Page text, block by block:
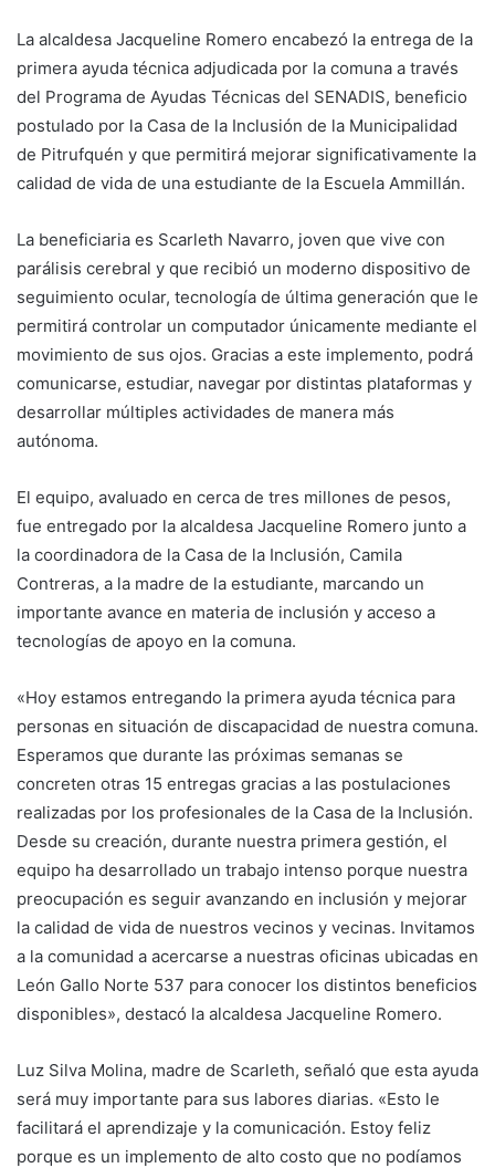
La alcaldesa Jacqueline Romero encabezó la entrega de la
primera ayuda técnica adjudicada por la comuna a través
del Programa de Ayudas Técnicas del SENADIS, beneficio
postulado por la Casa de la Inclusión de la Municipalidad
de Pitrufquén y que permitirá mejorar significativamente la
calidad de vida de una estudiante de la Escuela Ammillán.
La beneficiaria es Scarleth Navarro, joven que vive con
parálisis cerebral y que recibió un moderno dispositivo de
seguimiento ocular, tecnología de última generación que le
permitirá controlar un computador únicamente mediante el
movimiento de sus ojos. Gracias a este implemento, podrá
comunicarse, estudiar, navegar por distintas plataformas y
desarrollar múltiples actividades de manera más
autónoma.
El equipo, avaluado en cerca de tres millones de pesos,
fue entregado por la alcaldesa Jacqueline Romero junto a
la coordinadora de la Casa de la Inclusión, Camila
Contreras, a la madre de la estudiante, marcando un
importante avance en materia de inclusión y acceso a
tecnologías de apoyo en la comuna.
«Hoy estamos entregando la primera ayuda técnica para
personas en situación de discapacidad de nuestra comuna.
Esperamos que durante las próximas semanas se
concreten otras 15 entregas gracias a las postulaciones
realizadas por los profesionales de la Casa de la Inclusión.
Desde su creación, durante nuestra primera gestión, el
equipo ha desarrollado un trabajo intenso porque nuestra
preocupación es seguir avanzando en inclusión y mejorar
la calidad de vida de nuestros vecinos y vecinas. Invitamos
a la comunidad a acercarse a nuestras oficinas ubicadas en
León Gallo Norte 537 para conocer los distintos beneficios
disponibles», destacó la alcaldesa Jacqueline Romero.
Luz Silva Molina, madre de Scarleth, señaló que esta ayuda
será muy importante para sus labores diarias. «Esto le
facilitará el aprendizaje y la comunicación. Estoy feliz
porque es un implemento de alto costo que no podíamos